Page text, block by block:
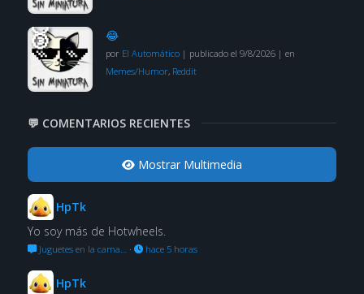
😂
por El Automático| publicado el 9/8/2026| en
Memes/Humor, Reddit
💬 COMENTARIOS RECIENTES
Mostrar Multimedia
HpTk
Yo soy más de Hotwheels.
Juguetes en la cama… · hace 5 horas
HpTk